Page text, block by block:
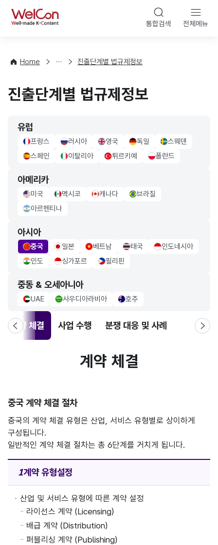
WelCon 통합검색 전체메뉴
Home
률
책
진출단계별 법규제정보
진출단계별 법규제정보
유럽
france Flag
프랑스 russia Flag
러시아 UK Flag
영국 germany Flag
독일 sweden Flag
스웨덴
sapin Flag
스페인 italy Flag
이탈리아 turkiye Flag
튀르키예 poland Flag
폴란드
아메리카
usa Flag
미국 mexico Flag
멕시코 canada Flag
캐나다 brazil Flag
브라질
Argentina Flag
아르헨티나
아시아
china Flag
중국 japan Flag
일본 vietnam Flag
베트남 thailand Flag
태국 indonesia Flag
인도네시아
indo Flag
인도 singapore Flag
싱가포르 philippiness Flag
필리핀
중동 & 오세아니아
uae Flag
UAE saudiarabia Flag
사우디아라비아 Australia Flag
호주
계약 체결 사업 수행 분쟁 대응 및 사례
계약 체결
중국 계약 체결 절차
중국의 계약 체결 유형은 산업, 서비스 유형별로 상이하게
구성됩니다.
일반적인 계약 체결 절차는 총 6단계를 거치게 됩니다.
계약 유형설정
산업 및 서비스 유형에 따른 계약 설정
라이선스 계약 (Licensing)
배급 계약 (Distribution)
퍼블리싱 계약 (Publishing)